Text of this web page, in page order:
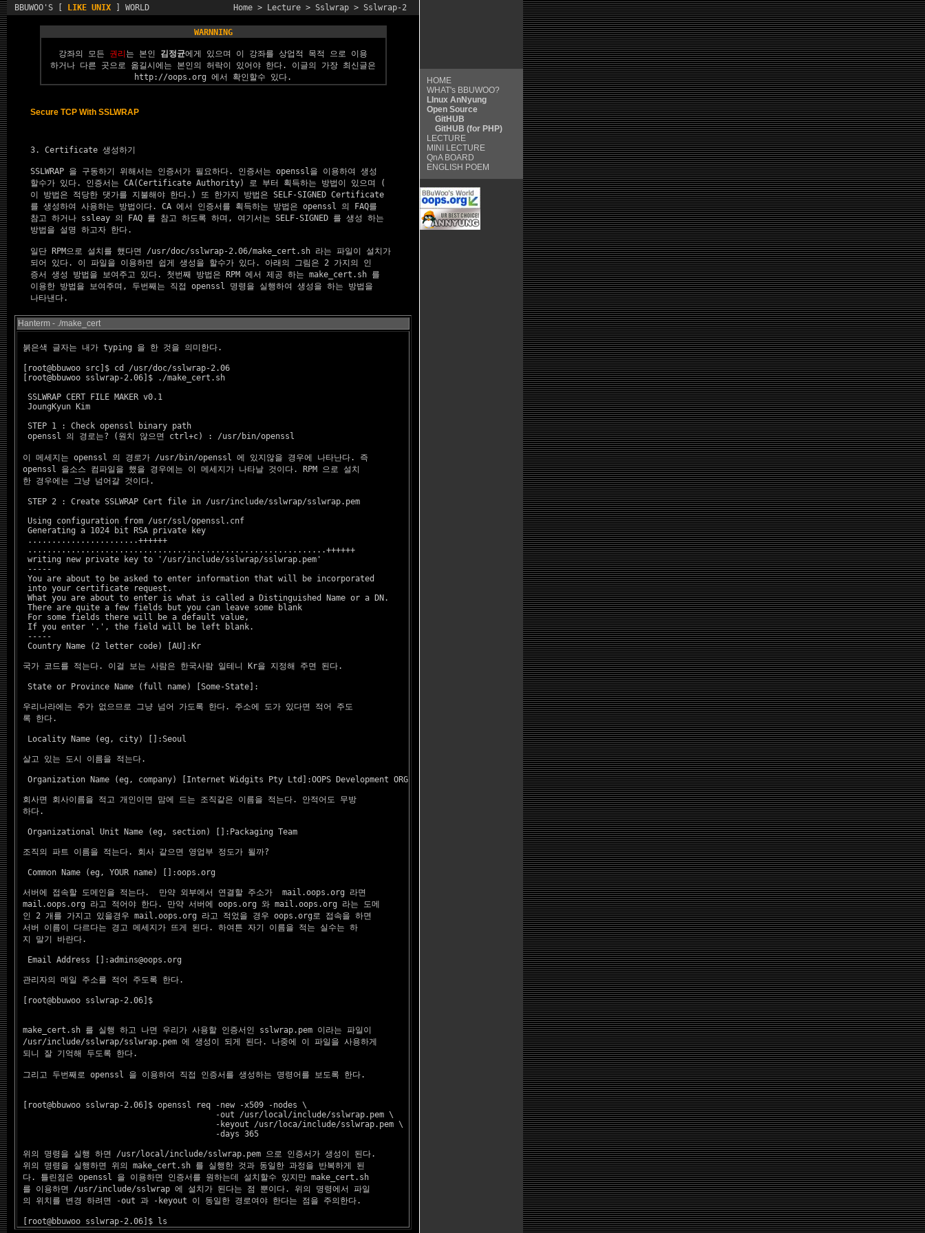
BBUWOO'S [ LIKE UNIX ] WORLD Home > Lecture > Sslwrap > Sslwrap-2
HOME
WHAT's BBUWOO?
LInux AnNyung
Open Source
GitHUB
GitHUB (for PHP)
LECTURE
MINI LECTURE
QnABOARD
ENGLISH POEM
WARNNING
강좌의 모든 권리 는 본인 김정균에게 있으며 이 강좌를 상업적 목적 으로 이용
하거나 다른 곳으로 옮길시에는 본인의 허락이 있어야 한다. 이글의 가장 최신글은
http://oops.org 에서 확인할수 있다.
Secure TCP With SSLWRAP
3. Certificate 생성하기
SSLWRAP 을 구동하기 위해서는 인증서가 필요하다. 인증서는 openssl을 이용하여 생성
할수가 있다. 인증서는 CA(Certificate Authority) 로 부터 획득하는 방법이 있으며 (
이 방법은 적당한 댓가를 지불해야 한다.) 또 한가지 방법은 SELF-SIGNED Certificate
를 생성하여 사용하는 방법이다. CA 에서 인증서를 획득하는 방법은 openssl 의 FAQ를
참고 하거나 ssleay 의 FAQ 를 참고 하도록 하며, 여기서는 SELF-SIGNED 를 생성 하는
방법을 설명 하고자 한다.
일단 RPM으로 설치를 했다면 /usr/doc/sslwrap-2.06/make_cert.sh 라는 파일이 설치가
되어 있다. 이 파일을 이용하면 쉽게 생성을 할수가 있다. 아래의 그림은 2 가지의 인
증서 생성 방법을 보여주고 있다. 첫번째 방법은 RPM 에서 제공 하는 make_cert.sh 를
이용한 방법을 보여주며, 두번째는 직접 openssl 명령을 실행하여 생성을 하는 방법을
Hanterm - ./make_cert
붉은색 글자는 내가 typing 을 한 것을 의미한다.
[root@bbuwoo src]$ cd /usr/doc/sslwrap-2.06
[root@bbuwoo sslwrap-2.06]$ ./make_cert.sh
  SSLWRAP CERT FILE MAKER v0.1
  JoungKyun Kim
  STEP 1 : Check openssl binary path
  openssl 의 경로는? (원치 않으면 ctrl+c) :
/usr/bin/openssl
이 메세지는 openssl 의 경로가 /usr/bin/openssl 에 있지않을 경우에 나타난다. 즉
openssl 을소스 컴파일을 했을 경우에는 이 메세지가 나타날 것이다. RPM 으로 설치
한 경우에는 그냥 넘어갈 것이다.
  STEP 2 : Create SSLWRAP Cert file in /usr/include/sslwrap/sslwrap.pem
  Using configuration from /usr/ssl/openssl.cnf
  Generating a 1024 bit RSA private key
  .......................++++++
  ..............................................................++++++
  writing new private key to '/usr/include/sslwrap/sslwrap.pem'
  -----
  You are about to be asked to enter information that will be incorporated
  into your certificate request.
  What you are about to enter is what is called a Distinguished Name or a DN.
  There are quite a few fields but you can leave some blank
  For some fields there will be a default value,
  If you enter '.', the field will be left blank.
  -----
  Country Name (2 letter code) [AU]:
Kr
국가 코드를 적는다. 이걸 보는 사람은 한국사람 일테니 Kr을 지정해 주면 된다.
  State or Province Name (full name) [Some-State]:
우리나라에는 주가 없으므로 그냥 넘어 가도록 한다. 주소에 도가 있다면 적어 주도
록 한다.
  Locality Name (eg, city) []:
Seoul
살고 있는 도시 이름을 적는다.
  Organization Name (eg, company) [Internet Widgits Pty Ltd]:
OOPS Development ORG
회사면 회사이름을 적고 개인이면 맘에 드는 조직같은 이름을 적는다. 안적어도 무방
하다.
  Organizational Unit Name (eg, section) []:
Packaging Team
조직의 파트 이름을 적는다. 회사 같으면 영업부 정도가 될까?
  Common Name (eg, YOUR name) []:
oops.org
서버에 접속할 도메인을 적는다.  만약 외부에서 연결할 주소가  mail.oops.org 라면
mail.oops.org 라고 적어야 한다. 만약 서버에 oops.org 와 mail.oops.org 라는 도메
인 2 개를 가지고 있을경우 mail.oops.org 라고 적었을 경우 oops.org로 접속을 하면
서버 이름이 다르다는 경고 메세지가 뜨게 된다. 하여튼 자기 이름을 적는 실수는 하
지 말기 바란다.
  Email Address []:
admins@oops.org
관리자의 메일 주소를 적어 주도록 한다.
[root@bbuwoo sslwrap-2.06]$
make_cert.sh 를 실행 하고 나면 우리가 사용할 인증서인 sslwrap.pem 이라는 파일이
/usr/include/sslwrap/sslwrap.pem 에 생성이 되게 된다. 나중에 이 파일을 사용하게
되니 잘 기억해 두도록 한다.
그리고 두번째로 openssl 을 이용하여 직접 인증서를 생성하는 명령어를 보도록 한다.
[root@bbuwoo sslwrap-2.06]$ openssl req -new -x509 -nodes \
                                         -out /usr/local/include/sslwrap.pem \
                                         -keyout /usr/loca/include/sslwrap.pem \
                                         -days 365
위의 명령을 실행 하면 /usr/local/include/sslwrap.pem 으로 인증서가 생성이 된다.
위의 명령을 실행하면 위의 make_cert.sh 를 실행한 것과 동일한 과정을 반복하게 된
다. 틀린점은 openssl 을 이용하면 인증서를 원하는데 설치할수 있지만 make_cert.sh
를 이용하면 /usr/include/sslwrap 에 설치가 된다는 점 뿐이다. 위의 명령에서 파일
의 위치를 변경 하려면 -out 과 -keyout 이 동일한 경로여야 한다는 점을 주의한다.